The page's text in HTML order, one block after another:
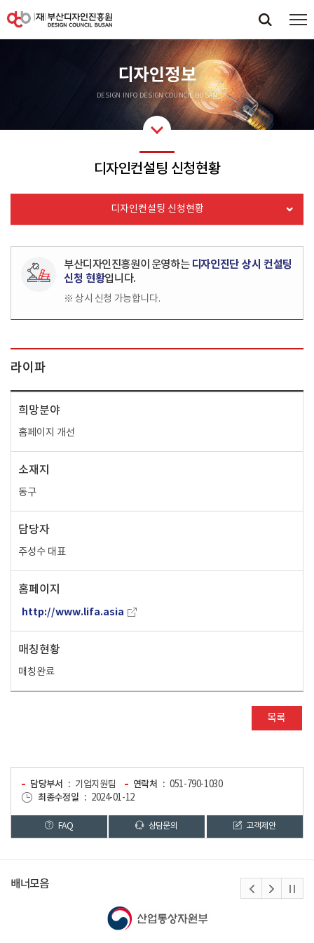
디자인정보
DESIGN INFO DESIGN COUNCIL BUSAN
디자인컨설팅 신청현황
디자인컨설팅 신청현황
부산디자인진흥원이 운영하는 디자인진단 상시 컨설팅
신청 현황입니다.
※ 상시 신청 가능합니다.
라이파
희망분야
홈페이지 개선
소재지
동구
담당자
주성수 대표
홈페이지
http://www.lifa.asia
매칭현황
매칭완료
목록
담당부서 기업지원팀 연락처
051-790-1030
최종수정일
2024-01-12
FAQ 상담문의 고객제안
배너모음